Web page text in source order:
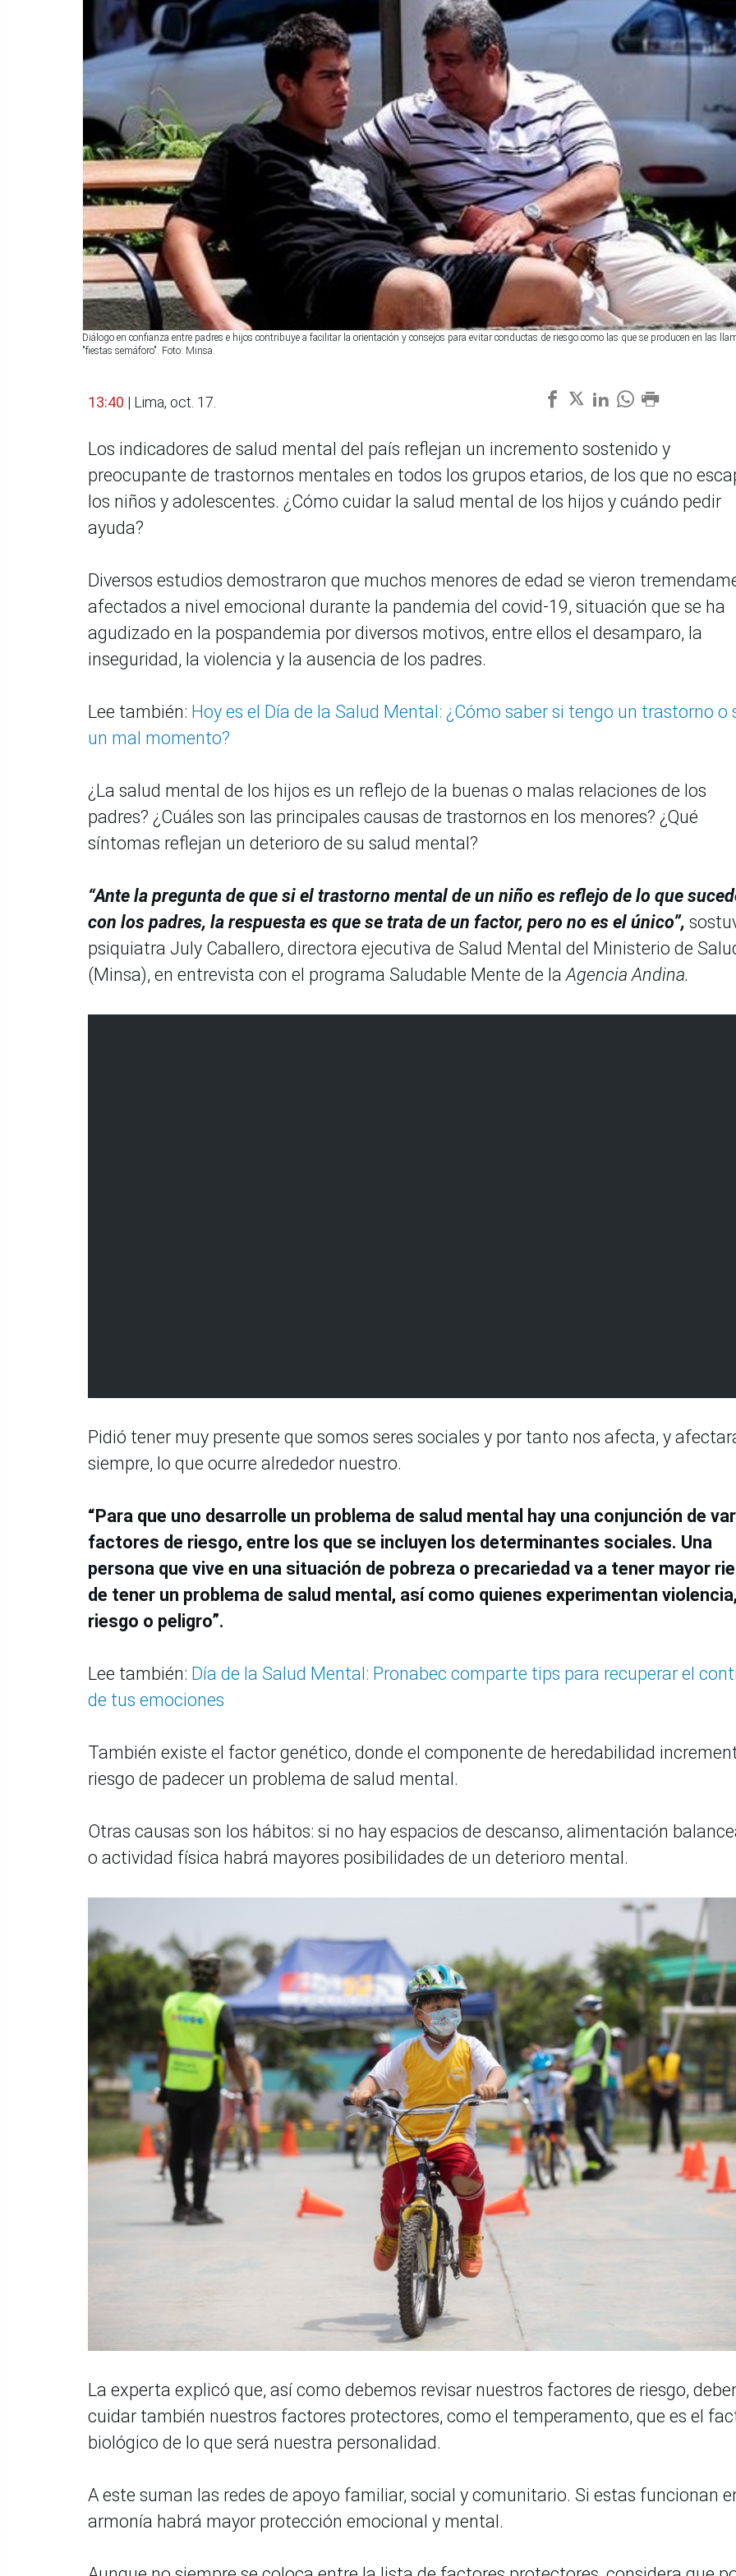
Diálogo en confianza entre padres e hijos contribuye a facilitar la orientación y consejos para evitar conductas de riesgo como las que se producen en las
"fiestas semáforo". Foto: Minsa.
13:40 | Lima, oct. 17.
Los indicadores de salud mental del país reflejan un incremento sostenido y
preocupante de trastornos mentales en todos los grupos etarios, de los que no
los niños y adolescentes. ¿Cómo cuidar la salud mental de los hijos y cuándo pedir
ayuda?
Diversos estudios demostraron que muchos menores de edad se vieron
afectados a nivel emocional durante la pandemia del covid-19, situación que se ha
agudizado en la pospandemia por diversos motivos, entre ellos el desamparo, la
inseguridad, la violencia y la ausencia de los padres.
Lee también: Hoy es el Día de la Salud Mental: ¿Cómo saber si tengo un trastorno o
un mal momento?
¿La salud mental de los hijos es un reflejo de la buenas o malas relaciones de los
padres? ¿Cuáles son las principales causas de trastornos en los menores? ¿Qué
síntomas reflejan un deterioro de su salud mental?
“Ante la pregunta de que si el trastorno mental de un niño es reflejo de lo que
con los padres, la respuesta es que se trata de un factor, pero no es el único”,
psiquiatra July Caballero, directora ejecutiva de Salud Mental del Ministerio de
(Minsa), en entrevista con el programa Saludable Mente de la Agencia Andina.
Pidió tener muy presente que somos seres sociales y por tanto nos afecta, y
siempre, lo que ocurre alrededor nuestro.
“Para que uno desarrolle un problema de salud mental hay una conjunción de
factores de riesgo, entre los que se incluyen los determinantes sociales. Una
persona que vive en una situación de pobreza o precariedad va a tener mayor
de tener un problema de salud mental, así como quienes experimentan
riesgo o peligro”.
Lee también: Día de la Salud Mental: Pronabec comparte tips para recuperar el
de tus emociones
También existe el factor genético, donde el componente de heredabilidad
riesgo de padecer un problema de salud mental.
Otras causas son los hábitos: si no hay espacios de descanso, alimentación
o actividad física habrá mayores posibilidades de un deterioro mental.
La experta explicó que, así como debemos revisar nuestros factores de riesgo,
cuidar también nuestros factores protectores, como el temperamento, que es el
biológico de lo que será nuestra personalidad.
A este suman las redes de apoyo familiar, social y comunitario. Si estas funcionan
armonía habrá mayor protección emocional y mental.